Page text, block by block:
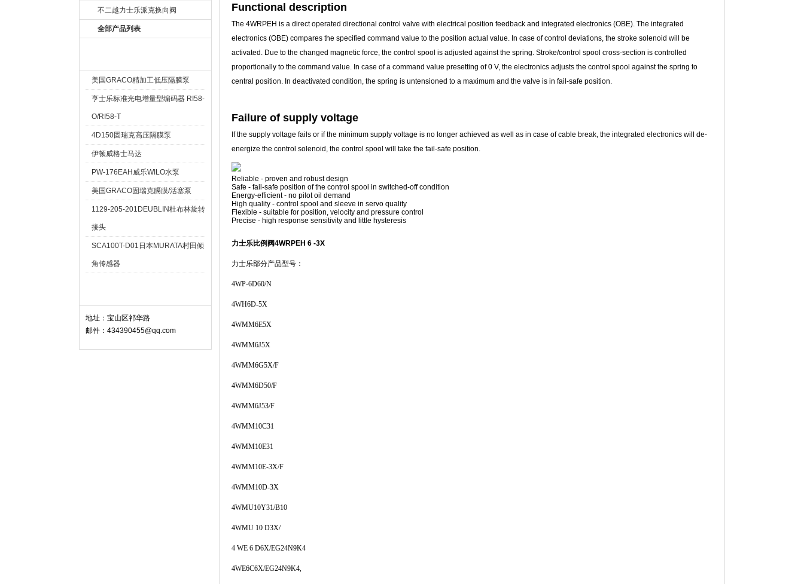
不二越力士乐派克换向阀
全部产品列表
美国GRACO精加工低压隔膜泵
亨士乐标准光电增量型编码器 RI58-
O/RI58-T
4D150固瑞克高压隔膜泵
伊顿威格士马达
PW-176EAH威乐WILO水泵
美国GRACO固瑞克膈膜/活塞泵
1129-205-201DEUBLIN杜布林旋转
接头
SCA100T-D01日本MURATA村田倾
角传感器
地址：宝山区祁华路
邮件：434390455@qq.com
Functional description
The 4WRPEH is a direct operated directional control valve with electrical position feedback and integrated electronics (OBE). The integrated
electronics (OBE) compares the specified command value to the position actual value. In case of control deviations, the stroke solenoid will be
activated. Due to the changed magnetic force, the control spool is adjusted against the spring. Stroke/control spool cross-section is controlled
proportionally to the command value. In case of a command value presetting of 0 V, the electronics adjusts the control spool against the spring to
central position. In deactivated condition, the spring is untensioned to a maximum and the valve is in fail-safe position.
Failure of supply voltage
If the supply voltage fails or if the minimum supply voltage is no longer achieved as well as in case of cable break, the integrated electronics will de-
energize the control solenoid, the control spool will take the fail-safe position.
Reliable - proven and robust design
Safe - fail-safe position of the control spool in switched-off condition
Energy-efficient - no pilot oil demand
High quality - control spool and sleeve in servo quality
Flexible - suitable for position, velocity and pressure control
Precise - high response sensitivity and little hysteresis
力士乐比例阀4WRPEH 6 -3X
力士乐部分产品型号：
4WP-6D60/N
4WH6D-5X
4WMM6E5X
4WMM6J5X
4WMM6G5X/F
4WMM6D50/F
4WMM6J53/F
4WMM10C31
4WMM10E31
4WMM10E-3X/F
4WMM10D-3X
4WMU10Y31/B10
4WMU 10 D3X/
4 WE 6 D6X/EG24N9K4
4WE6C6X/EG24N9K4,